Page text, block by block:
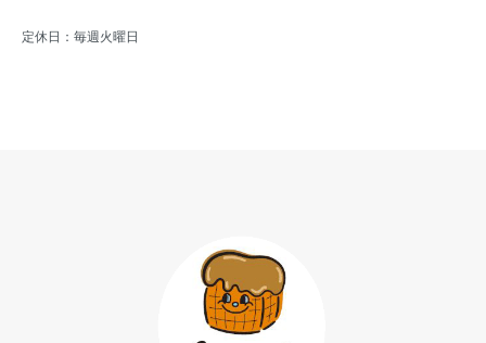
定休日：毎週火曜日